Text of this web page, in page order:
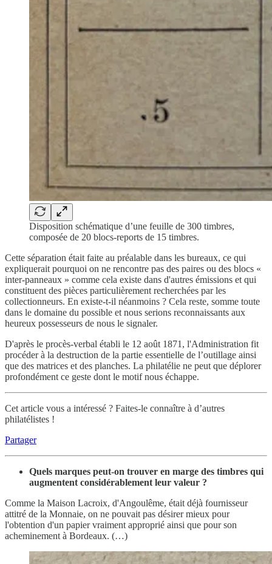
Disposition schématique d’une feuille de 300 timbres,
composée de 20 blocs-reports de 15 timbres.
Cette séparation était faite au préalable dans les bureaux, ce qui
expliquerait pourquoi on ne rencontre pas des paires ou des blocs «
inter-panneaux » comme cela existe dans d'autres émissions et qui
constituent des pièces particulièrement recherchées par les
collectionneurs. En existe-t-il néanmoins ? Cela reste, somme toute
dans le domaine du possible et nous serions reconnaissants aux
heureux possesseurs de nous le signaler.
D'après le procès-verbal établi le 12 août 1871, l'Administration fit
procéder à la destruction de la partie essentielle de l’outillage ainsi
que des matrices et des planches. La philatélie ne peut que déplorer
profondément ce geste dont le motif nous échappe.
Cet article vous a intéressé ? Faites-le connaître à d’autres
philatélistes !
Partager
Quels marques peut-on trouver en marge des timbres qui
augmentent considérablement leur valeur ?
Comme la Maison Lacroix, d'Angoulême, était déjà fournisseur
attitré de la Monnaie, on ne pouvait pas désirer mieux pour
l'obtention d'un papier vraiment approprié ainsi que pour son
acheminement à Bordeaux. (…)